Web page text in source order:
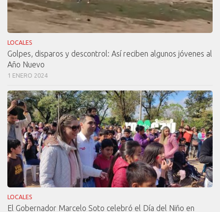
LOCALES
Golpes, disparos y descontrol: Así reciben algunos jóvenes al
Año Nuevo
1 ENERO 2024
LOCALES
El Gobernador Marcelo Soto celebró el Día del Niño en